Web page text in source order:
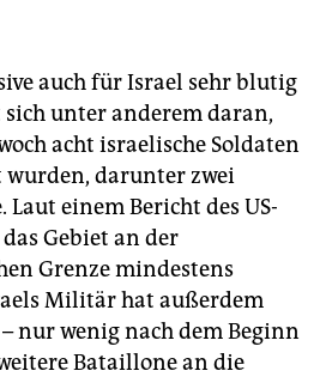
auch für Israel sehr blutig
unter anderem daran,
acht israelische Soldaten
wurden, darunter zwei
Laut einem Bericht des US-
Gebiet an der
Grenze mindestens
Militär hat außerdem
nur wenig nach dem Beginn
Bataillone an die